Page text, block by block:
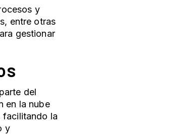
y
entre otras
gestionar
del
en la nube
facilitando la
y